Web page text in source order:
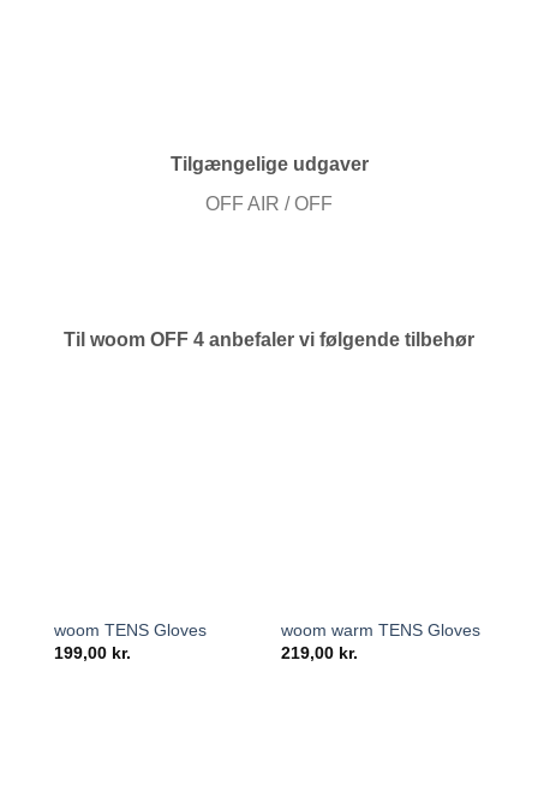
Tilgængelige udgaver
OFF AIR / OFF
Til woom OFF 4 anbefaler vi følgende tilbehør
woom TENS Gloves
199,00 kr.
woom warm TENS Gloves
219,00 kr.